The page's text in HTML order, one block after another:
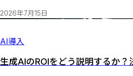
2026年7月 15 日
AI導入
生成AIのROIをどう説明するか